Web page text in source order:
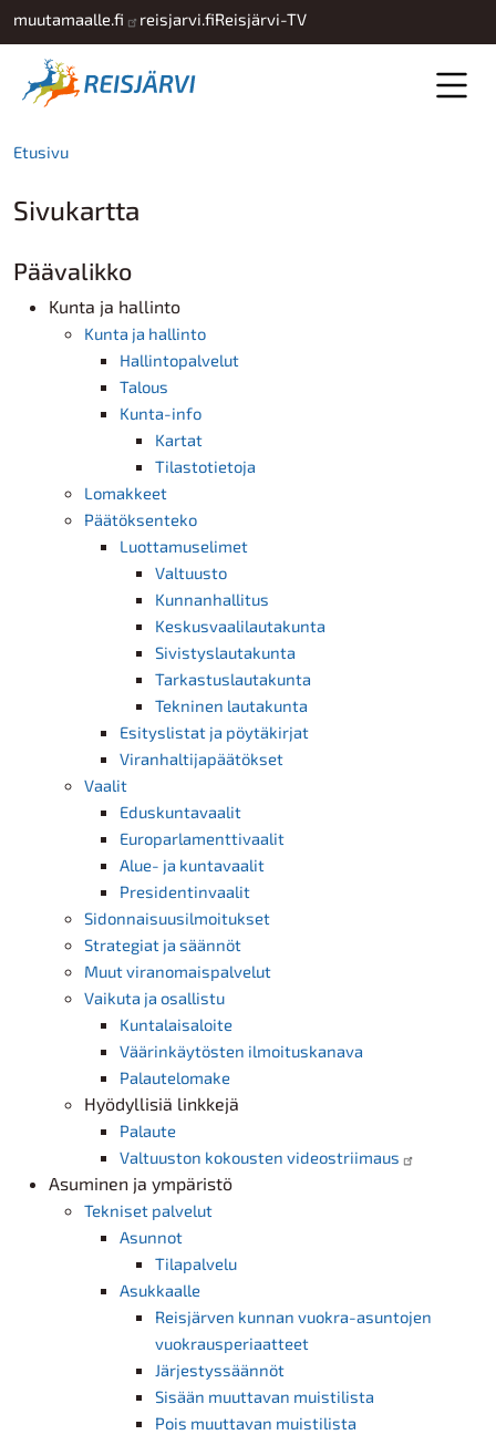
Hyppää pääsisältöön
muutamaalle.fi reisjarvi.fiReisjärvi-TV
Etusivu
Sivukartta
Päävalikko
Kunta ja hallinto
Kunta ja hallinto
Hallintopalvelut
Talous
Kunta-info
Kartat
Tilastotietoja
Lomakkeet
Päätöksenteko
Luottamuselimet
Valtuusto
Kunnanhallitus
Keskusvaalilautakunta
Sivistyslautakunta
Tarkastuslautakunta
Tekninen lautakunta
Esityslistat ja pöytäkirjat
Viranhaltijapäätökset
Vaalit
Eduskuntavaalit
Europarlamenttivaalit
Alue- ja kuntavaalit
Presidentinvaalit
Sidonnaisuusilmoitukset
Strategiat ja säännöt
Muut viranomaispalvelut
Vaikuta ja osallistu
Kuntalaisaloite
Väärinkäytösten ilmoituskanava
Palautelomake
Hyödyllisiä linkkejä
Palaute
Valtuuston kokousten videostriimaus
Asuminen ja ympäristö
Tekniset palvelut
Asunnot
Tilapalvelu
Asukkaalle
Reisjärven kunnan vuokra-asuntojen
vuokrausperiaatteet
Järjestyssäännöt
Sisään muuttavan muistilista
Pois muuttavan muistilista